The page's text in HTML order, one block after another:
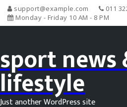
support@example.com
011
Monday - Friday 10 AM - 8 PM
sport news
lifestyle
Just another WordPress site